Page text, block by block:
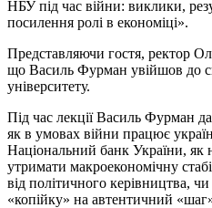
НБУ під час війни: виклики,
посилення ролі в економіці».
Представляючи гостя, ректор
що Василь Фурман увійшов до
університету.
Під час лекції Василь Фурман
як в умовах війни працює
Національний банк України, як
утримати макроекономічну
від політичного керівництва,
«копійку» на автентичний